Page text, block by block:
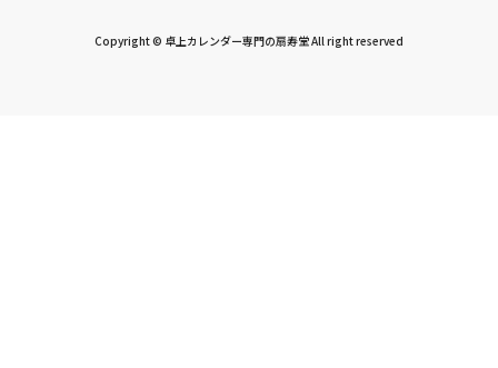
Copyright © 卓上カレンダー専門の扇寿堂 All right reserved